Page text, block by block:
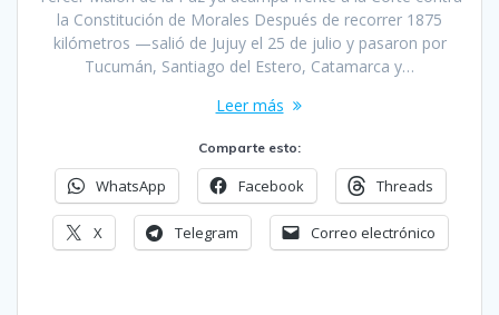
la Constitución de Morales Después de recorrer 1875
kilómetros —salió de Jujuy el 25 de julio y pasaron por
Tucumán, Santiago del Estero, Catamarca y…
Leer más
Comparte esto:
WhatsApp Facebook Threads
X Telegram Correo electrónico